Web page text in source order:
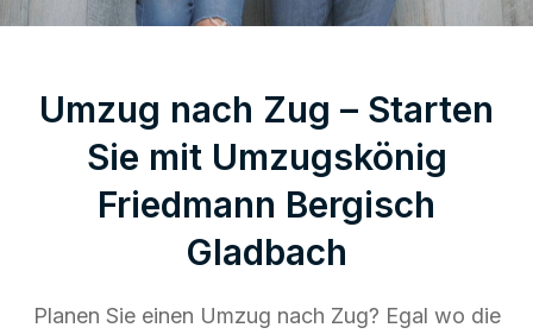
Umzug nach Zug – Starten
Sie mit Umzugskönig
Friedmann Bergisch
Gladbach
Planen Sie einen Umzug nach Zug? Egal wo die